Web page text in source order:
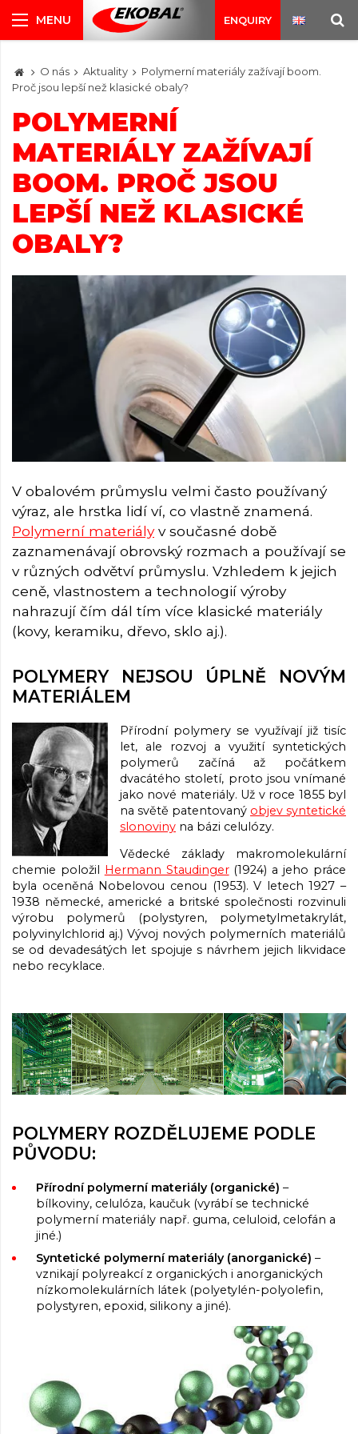
ENQUIRY
O nás Aktuality
Polymerní materiály zažívají boom.
Proč jsou lepší než klasické obaly?
POLYMERNÍ
MATERIÁLY ZAŽÍVAJÍ
BOOM. PROČ JSOU
LEPŠÍ NEŽ KLASICKÉ
OBALY?
V obalovém průmyslu velmi často používaný
výraz, ale hrstka lidí ví, co vlastně znamená.
Polymerní materiályv současné době
zaznamenávají obrovský rozmach a používají se
v různých odvětví průmyslu. Vzhledem k jejich
ceně, vlastnostem a technologií výroby
nahrazují čím dál tím více klasické materiály
(kovy, keramiku, dřevo, sklo aj.).
POLYMERY NEJSOU ÚPLNĚ NOVÝM
MATERIÁLEM
Přírodní polymery se využívají již tisíc
let, ale rozvoj a využití syntetických
polymerů začíná až počátkem
dvacátého století, proto jsou vnímané
jako nové materiály. Už v roce 1855 byl
na světě patentovaný objev syntetické
slonoviny na bázi celulózy.
Vědecké základy makromolekulární
chemie položil Hermann Staudinger(1924) a jeho práce
byla oceněná Nobelovou cenou (1953). V letech 1927 –
1938 německé, americké a britské společnosti rozvinuli
výrobu polymerů (polystyren, polymetylmetakrylát,
polyvinylchlorid aj.) Vývoj nových polymerních materiálů
se od devadesátých let spojuje s návrhem jejich likvidace
nebo recyklace.
POLYMERY ROZDĚLUJEME PODLE
PŮVODU:
Přírodní polymerní materiály (organické) –
bílkoviny, celulóza, kaučuk (vyrábí se technické
polymerní materiály např. guma, celuloid, celofán a
jiné.)
Syntetické polymerní materiály (anorganické) –
vznikají polyreakcí z organických i anorganických
nízkomolekulárních látek (polyetylén-polyolefin,
polystyren, epoxid, silikony a jiné).